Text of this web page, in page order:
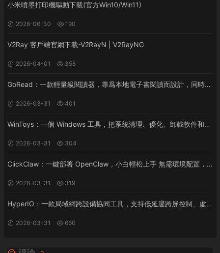
小米噴墨打印機驅動下載(官方Win10/Win11)
2026-06-30 190
V2Ray 客戶端官網下載-V2RayN | V2RayNG
2026-04-01 358
GoRead：一款輕量級閱讀器，專爲本地電子書閱讀而設計，同時支
2026-03-31 401
WinToys：一個 Windows 工具，把系統清理、優化、卸載軟件和各
2026-03-31 304
ClickClaw：一鍵部署 OpenClaw，小白輕松上手 無需環境配置，
2026-03-31 319
HyperIO：一款局域網跨設備協同工具，支持低延遲跨屏控制、虛
2026-03-31 660